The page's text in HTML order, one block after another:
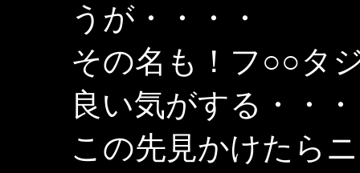
うが・・・・
その名も！フ○○タ
良い気がする・・
この先見かけたら